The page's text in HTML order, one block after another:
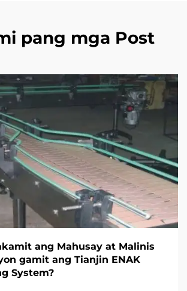
pang mga Post
ang Mahusay at Malinis
gamit ang Tianjin ENAK
System?